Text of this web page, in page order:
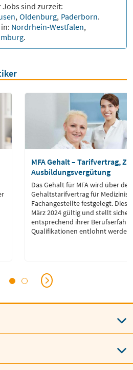
Jobs sind zurzeit:
, Oldenburg, Paderborn.
Nordrhein-Westfalen,
.
MFA Gehalt – Tarifvertrag,
Ausbildungsvergütung
Das Gehalt für MFA wird über den
Gehaltstarifvertrag für
Fachangestellte festgelegt.
März 2024 gültig und stellt sicher,
entsprechend ihrer
Qualifikationen entlohnt werden.